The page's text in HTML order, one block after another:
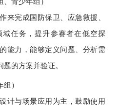
来完成国防保卫、应急救援、
任务，提升参赛者在低空探
能力，能够定义问题、分析需
的方案并验证。
）
计与场景应用为主，鼓励使用